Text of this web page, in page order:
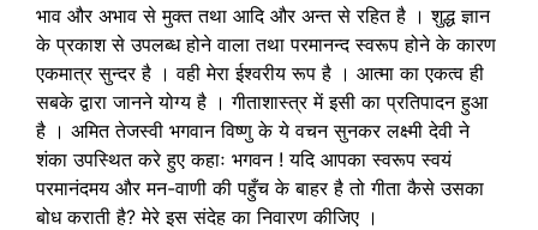
भाव और अभाव से मुक्त तथा आदि और अन्त से रहित है । शुद्ध ज्ञान
के प्रकाश से उपलब्ध होने वाला तथा परमानन्द स्वरूप होने के कारण
एकमात्र सुन्दर है । वही मेरा ईश्वरीय रूप है । आत्मा का एकत्व ही
सबके द्वारा जानने योग्य है । गीताशास्त्र में इसी का प्रतिपादन हुआ
है । अमित तेजस्वी भगवान विष्णु के ये वचन सुनकर लक्ष्मी देवी ने
शंका उपस्थित करे हुए कहाः भगवन ! यदि आपका स्वरूप स्वयं
परमानंदमय और मन-वाणी की पहुँच के बाहर है तो गीता कैसे उसका
बोध कराती है? मेरे इस संदेह का निवारण कीजिए ।